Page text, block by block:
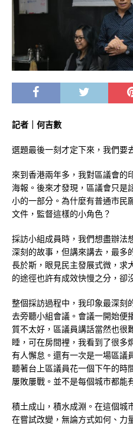
記者｜何吉數
選題最後一刻才定下來，我們要
來到香港兩年多，我對區議會的
海報。後來才發現，區議會只是
小的一部分。為什麼有普通市民
文件，監督這樣的小角色？
採訪小組成員時，我們想盡辦法
深刻的故事，但講來講去，最多
長於斯，眼見民主發展式微，求
的途徑也許有成效快慢之分，卻
整個採訪過程中，我印象最深刻
去旁聽小組會議。會議一開始便
質不太好，區議員講話當然也很
睡，可在房間裡，我看到了很多
有人懈怠。還有一次是一場區議
聽著台上區議員花一個下午的時
屢敗屢戰。並不是每個城市都能
積土成山，積水成淵。在這個城
在嘗試改變，無論方式如何、力